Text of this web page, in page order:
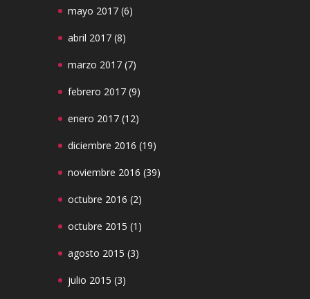
mayo 2017 (6)
abril 2017 (8)
marzo 2017 (7)
febrero 2017 (9)
enero 2017 (12)
diciembre 2016 (19)
noviembre 2016 (39)
octubre 2016 (2)
octubre 2015 (1)
agosto 2015 (3)
julio 2015 (3)